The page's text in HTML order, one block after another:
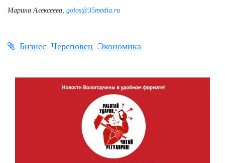
Марина Алексеева, golos@35media.ru
Бизнес Череповец Экономика